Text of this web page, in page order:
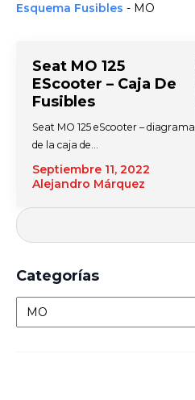
Esquema Fusibles - MO
Seat MO 125
EScooter – Caja De
Fusibles
Septiembre 11, 2022
Alejandro Márquez
Seat MO 125 eScooter – diagrama
de la caja de…
Categorías
Categorías